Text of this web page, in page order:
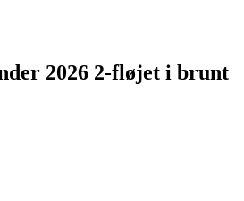
2026 2-fløjet i brunt